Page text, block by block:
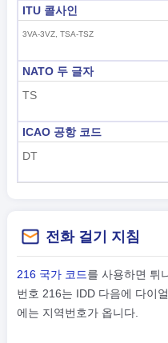
ITU 콜사인
3VA-3VZ, TSA-TSZ
NATO 두 글자
TS
ICAO 공항 코드
DT
전화 걸기 지침
216 국가 코드를 사용하면 튀
번호 216는 IDD 다음에 다이
에는 지역번호가 옵니다.